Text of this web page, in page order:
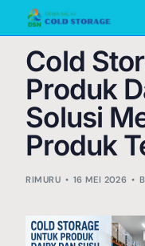
Cold
Produk
Solusi
Produk
RIMURU 16 MEI 2026
Home
Pembuatan
Penyewaan